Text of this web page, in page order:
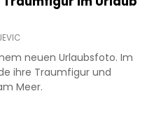
neuen Urlaubsfoto. Im
ihre Traumfigur und
Meer.